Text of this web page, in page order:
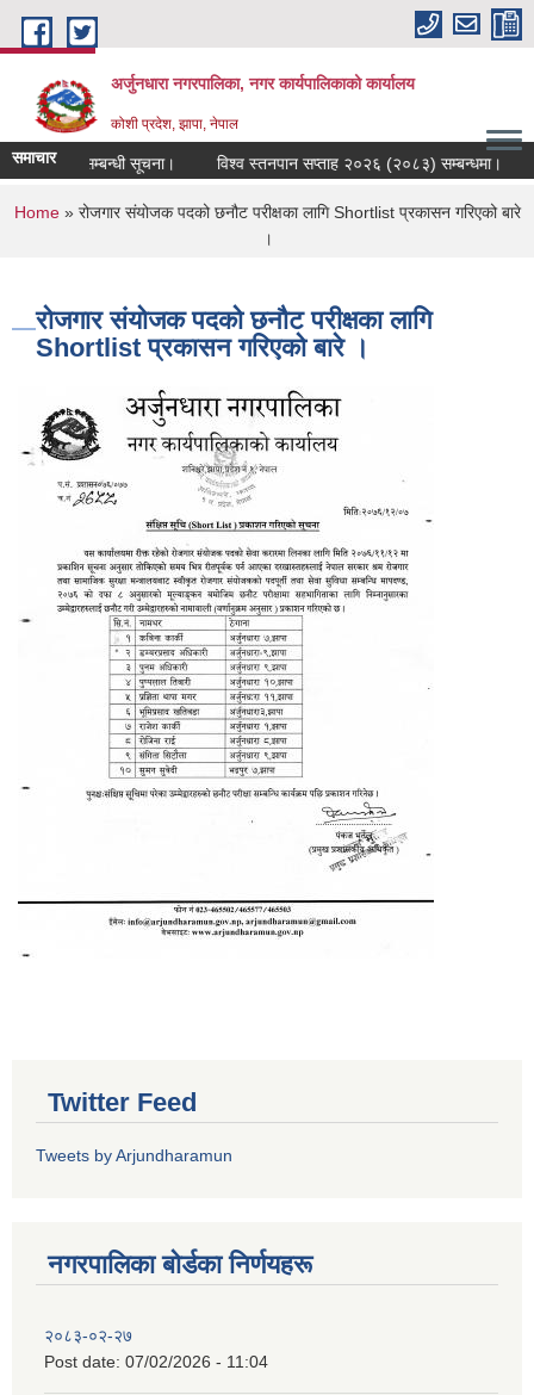
Skip to main content
अर्जुनधारा नगरपालिका, नगर कार्यपालिकाको कार्यालय
कोशी प्रदेश, झापा, नेपाल
समाचार
दर्ता गर्ने सम्बन्धी सूचना। विश्व स्तनपान सप्ताह २०२६ (२०८३) सम्बन्धमा।
You are here
Home» रोजगार संयोजक पदको छनौट परीक्षका लागि Shortlist प्रकासन गरिएको बारे
।
रोजगार संयोजक पदको छनौट परीक्षका लागि
Shortlist प्रकासन गरिएको बारे ।
Twitter Feed
Tweets by Arjundharamun
नगरपालिका बाेर्डका निर्णयहरू
२०८३-०२-२७
Post date: 07/02/2026 - 11:04